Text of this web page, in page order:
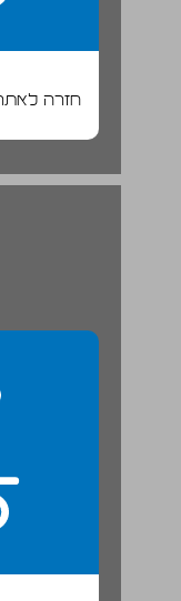
חזרה